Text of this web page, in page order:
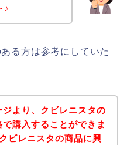
♪
る方は参考にしていた
より、クビレニスタの
購入することができま
ビレニスタの商品に興